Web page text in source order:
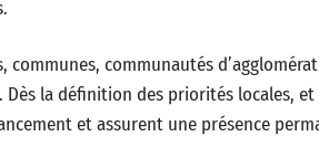
communautés
la définition des priorités locales, et
et assurent une présence